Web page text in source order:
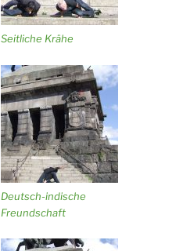
Seitliche Krähe
Deutsch-indische
Freundschaft